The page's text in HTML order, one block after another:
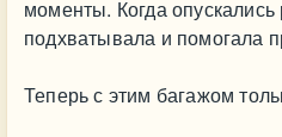
моменты. Когда
подхватывала и помогала
Теперь с этим багажом